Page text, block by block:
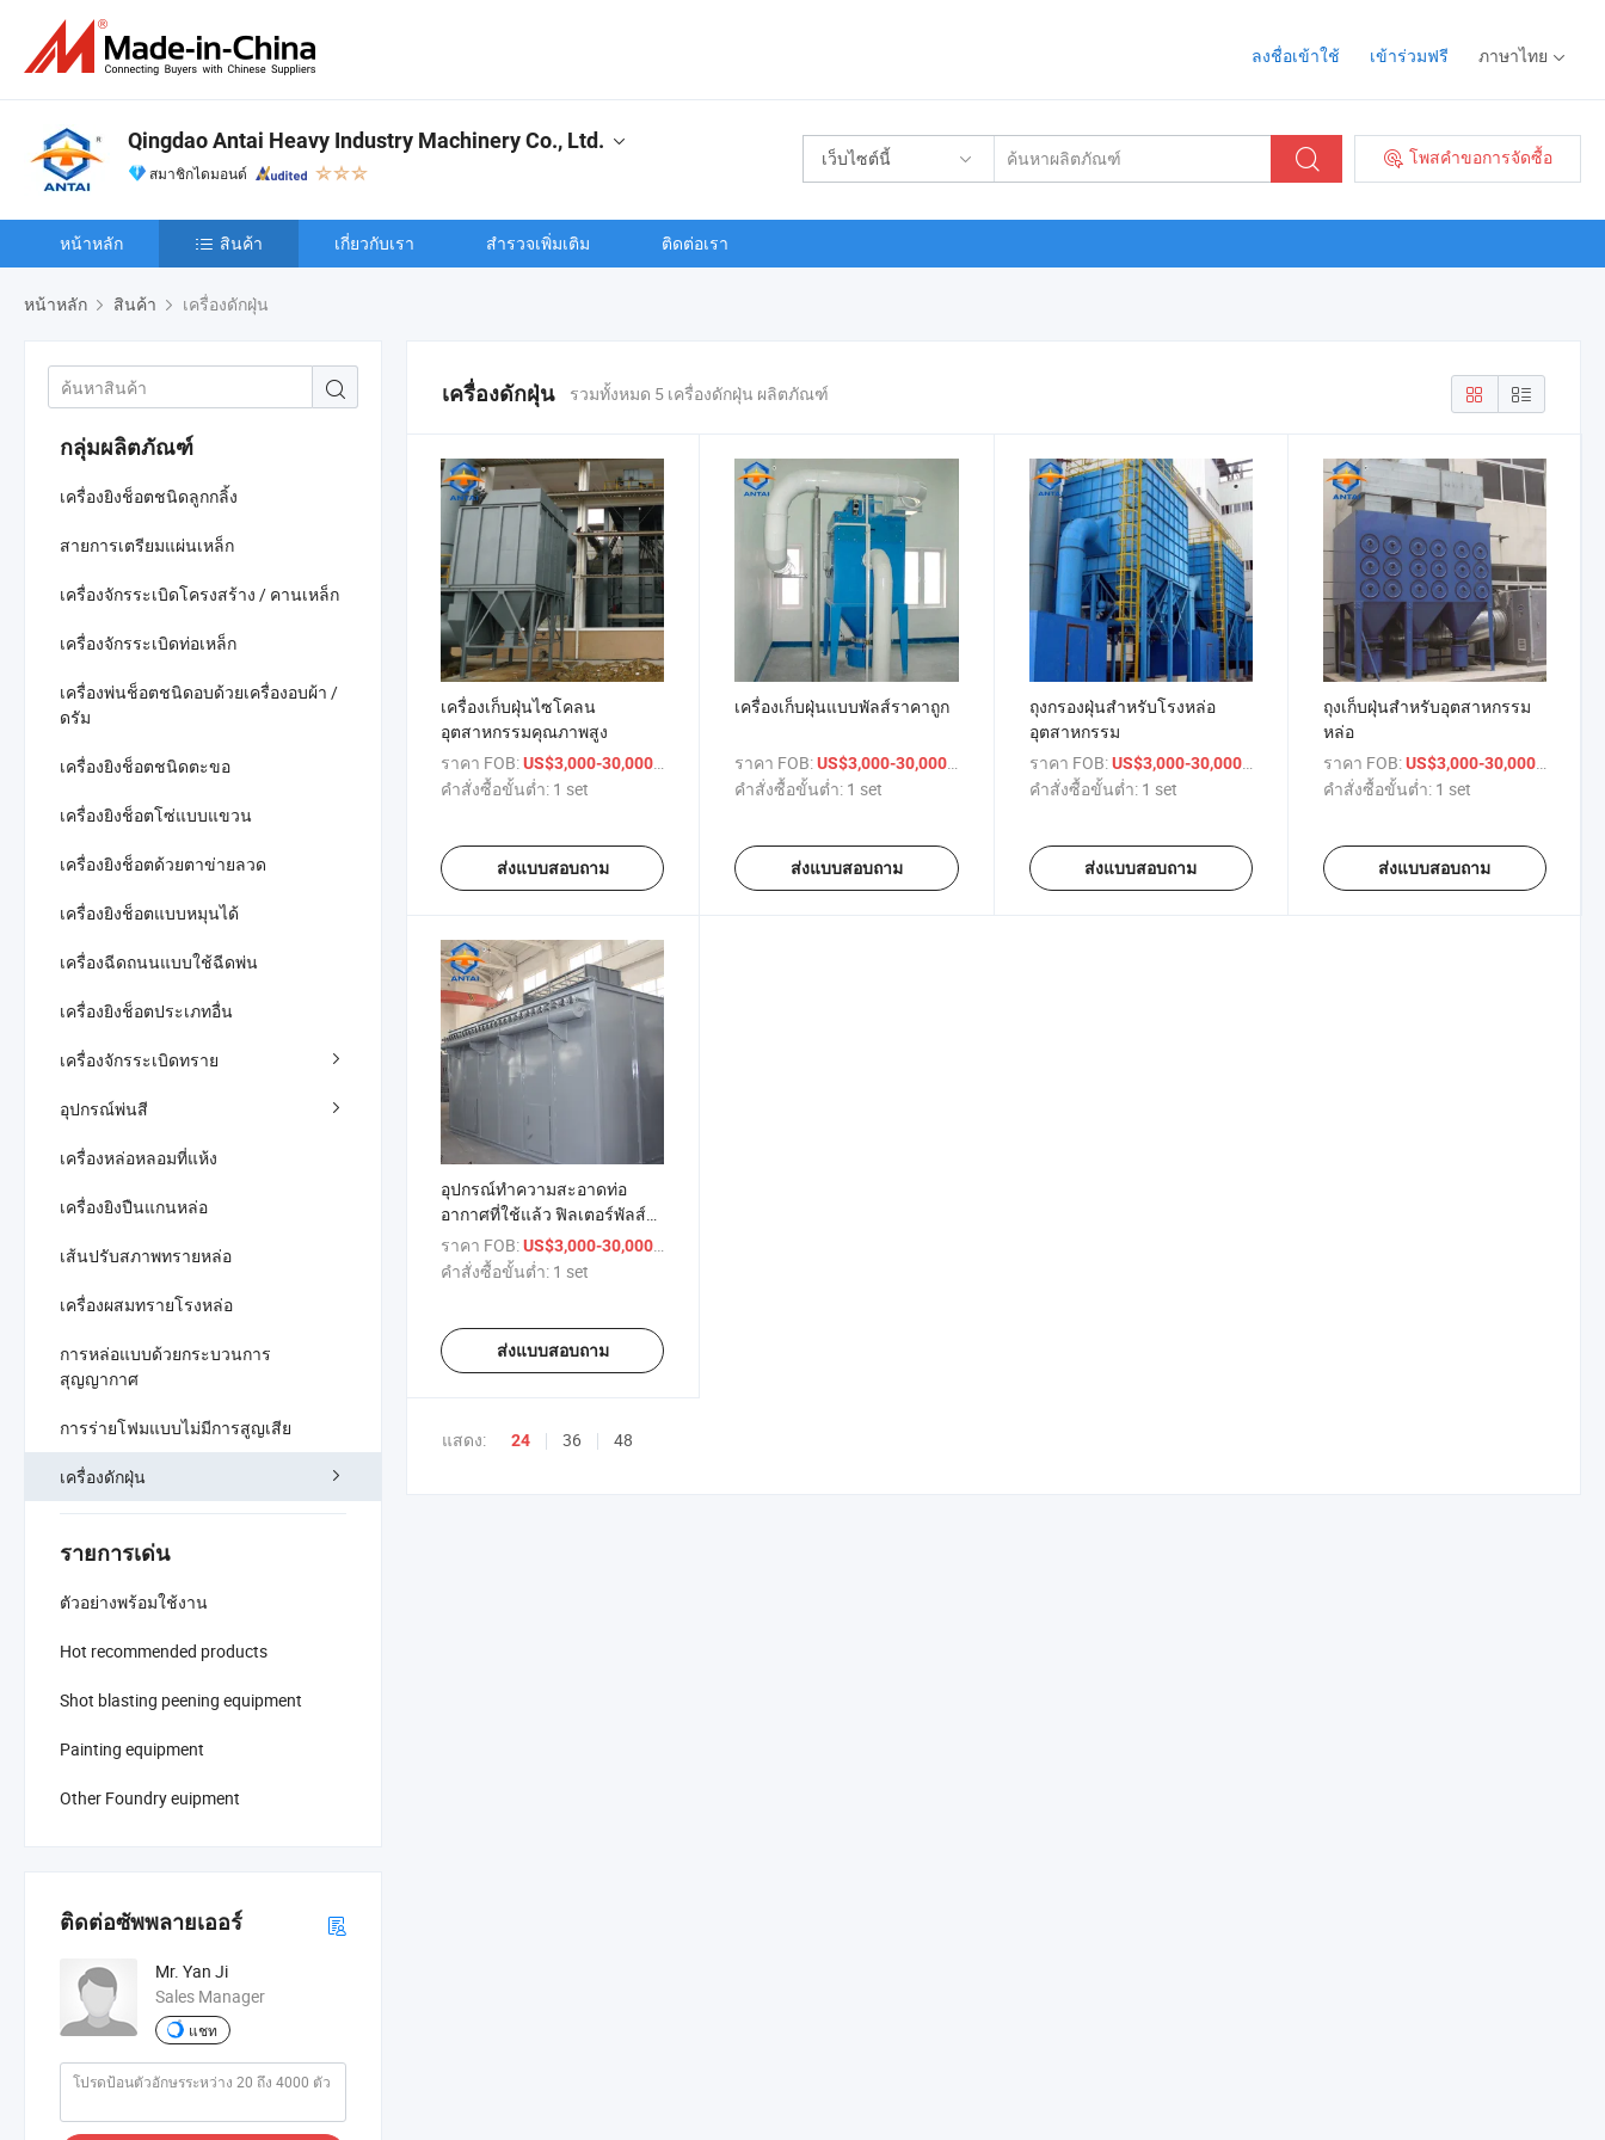
ลงชื่อเข้าใช้ เข้าร่วมฟรี ภาษาไทย
เว็บไซต์นี้ โพสคำขอการจัดซื้อ
Qingdao Antai Heavy Industry Machinery Co., Ltd.
สมาชิกไดมอนด์
หน้าหลัก สินค้า เกี่ยวกับเรา สำรวจเพิ่มเติม ติดต่อเรา
หน้าหลัก สินค้า เครื่องดักฝุ่น
กลุ่มผลิตภัณฑ์
เครื่องยิงช็อตชนิดลูกกลิ้ง
สายการเตรียมแผ่นเหล็ก
เครื่องจักรระเบิดโครงสร้าง / คานเหล็ก
เครื่องจักรระเบิดท่อเหล็ก
เครื่องพ่นช็อตชนิดอบด้วยเครื่องอบผ้า /
ดรัม
เครื่องยิงช็อตชนิดตะขอ
เครื่องยิงช็อตโซ่แบบแขวน
เครื่องยิงช็อตด้วยตาข่ายลวด
เครื่องยิงช็อตแบบหมุนได้
เครื่องฉีดถนนแบบใช้ฉีดพ่น
เครื่องยิงช็อตประเภทอื่น
เครื่องจักรระเบิดทราย
อุปกรณ์พ่นสี
เครื่องหล่อหลอมที่แห้ง
เครื่องยิงปืนแกนหล่อ
เส้นปรับสภาพทรายหล่อ
เครื่องผสมทรายโรงหล่อ
การหล่อแบบด้วยกระบวนการ
สุญญากาศ
การร่ายโฟมแบบไม่มีการสูญเสีย
เครื่องดักฝุ่น
รายการเด่น
ตัวอย่างพร้อมใช้งาน
Hot recommended products
Shot blasting peening equipment
Painting equipment
Other Foundry euipment
ติดต่อซัพพลายเออร์
Mr. Yan Ji
Sales Manager
แชท
เครื่องดักฝุ่น รวมทั้งหมด 5 เครื่องดักฝุ่น ผลิตภัณฑ์
เครื่องเก็บฝุ่นไซโคลน
อุตสาหกรรมคุณภาพสูง
ราคา FOB:US$3,000-30,000 / set
คำสั่งซื้อขั้นต่ำ: 1 set
ส่งแบบสอบถาม
เครื่องเก็บฝุ่นแบบพัลส์ราคาถูก
ราคา FOB: US$3,000-30,000 / set
คำสั่งซื้อขั้นต่ำ: 1 set
ส่งแบบสอบถาม
ถุงกรองฝุ่นสำหรับโรงหล่อ
อุตสาหกรรม
ราคา FOB: US$3,000-30,000/ set
คำสั่งซื้อขั้นต่ำ: 1 set
ส่งแบบสอบถาม
ถุงเก็บฝุ่นสำหรับอุตสาหกรรม
หล่อ
ราคา FOB: US$3,000-30,000/ set
คำสั่งซื้อขั้นต่ำ: 1 set
ส่งแบบสอบถาม
อุปกรณ์ทำความสะอาดท่อ
อากาศที่ใช้แล้ว ฟิลเตอร์พัลส์
เจ็ท เครื่องเก็บฝุ่น
ราคา FOB:US$3,000-30,000
คำสั่งซื้อขั้นต่ำ: 1 set
ส่งแบบสอบถาม
แสดง: 24 36 48